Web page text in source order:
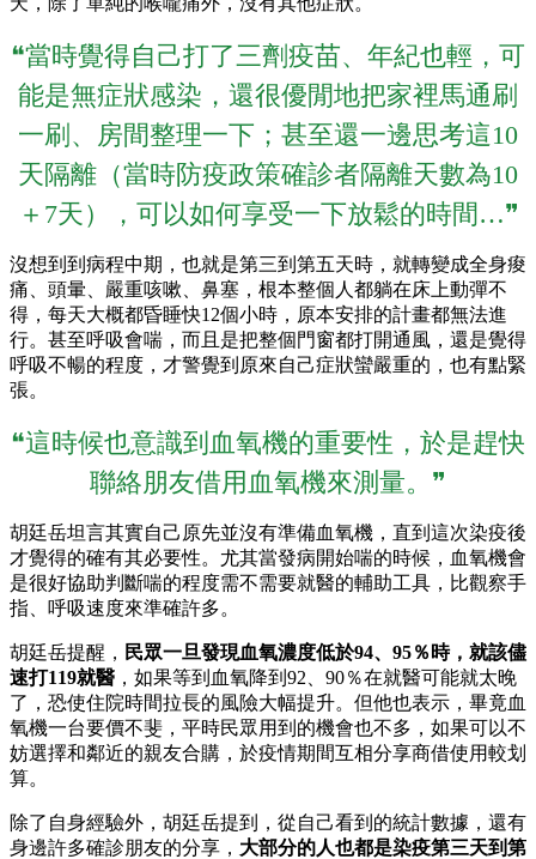
❝當時覺得自己打了三劑疫苗、年紀也輕，可
能是無症狀感染，還很優閒地把家裡馬通刷
一刷、房間整理一下；甚至還一邊思考這10
天隔離（當時防疫政策確診者隔離天數為10
＋7天），可以如何享受一下放鬆的時間…❞
沒想到到病程中期，也就是第三到第五天時，就轉變成全身痠
痛、頭暈、嚴重咳嗽、鼻塞，根本整個人都躺在床上動彈不
得，每天大概都昏睡快12個小時，原本安排的計畫都無法進
行。甚至呼吸會喘，而且是把整個門窗都打開通風，還是覺得
呼吸不暢的程度，才警覺到原來自己症狀蠻嚴重的，也有點緊
張。
❝這時候也意識到血氧機的重要性，於是趕快
聯絡朋友借用血氧機來測量。❞
胡廷岳坦言其實自己原先並沒有準備血氧機，直到這次染疫後
才覺得的確有其必要性。尤其當發病開始喘的時候，血氧機會
是很好協助判斷喘的程度需不需要就醫的輔助工具，比觀察手
指、呼吸速度來準確許多。
胡廷岳提醒， 民眾一旦發現血氧濃度低於94、95％時，就該儘
速打119就醫 ，如果等到血氧降到92、90％在就醫可能就太晚
了，恐使住院時間拉長的風險大幅提升。但他也表示，畢竟血
氧機一台要價不斐，平時民眾用到的機會也不多，如果可以不
妨選擇和鄰近的親友合購，於疫情期間互相分享商借使用較划
算。
除了自身經驗外，胡廷岳提到，從自己看到的統計數據，還有
身邊許多確診朋友的分享， 大部分的人也都是染疫第三天到第